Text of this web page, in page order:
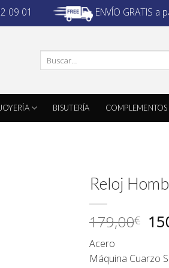
09 01 ENVÍO GRATIS a
por:
JOYERÍA BISUTERÍA COMPLEMENTOS
Reloj
179,00€ El
Acero
Máquina Cuarzo